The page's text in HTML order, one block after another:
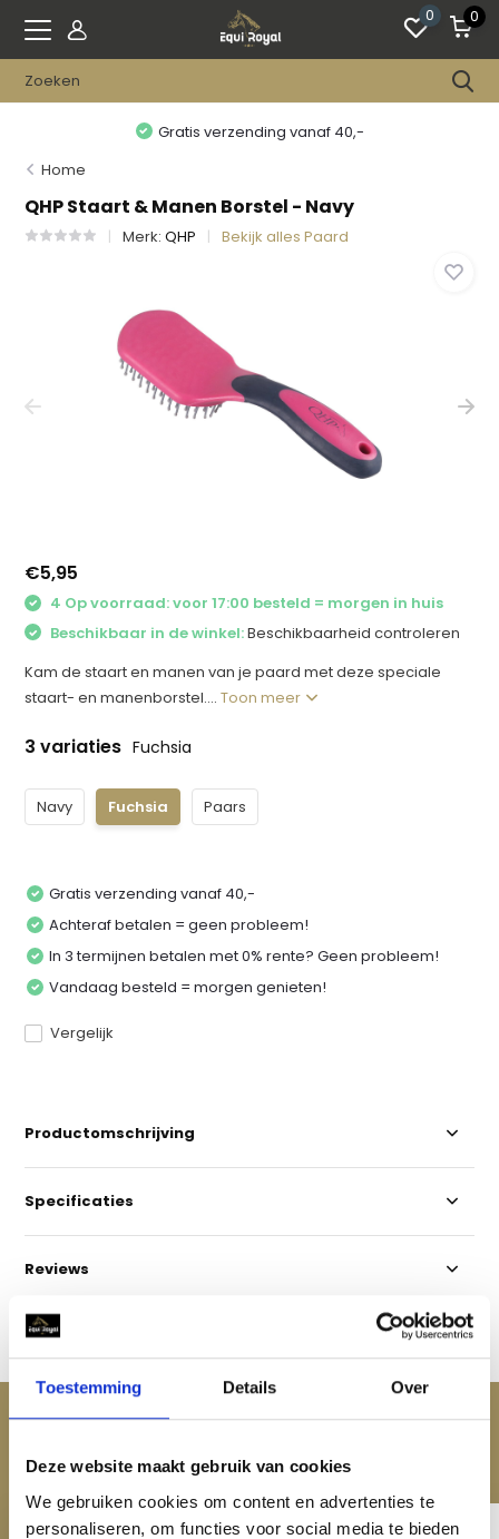
Toestemming Details Over
Deze website maakt gebruik van cookies
We gebruiken cookies om content en advertenties te
personaliseren, om functies voor social media te bieden
0 0
Gratis verzending vanaf 40,-
Home
QHP Staart & Manen Borstel - Navy
Merk:QHP Bekijk alles Paard
€5,95
4 Op voorraad: voor 17:00 besteld = morgen in huis
Beschikbaar in de winkel:Beschikbaarheid controleren
Kam de staart en manen van je paard met deze speciale
staart- en manenborstel....Toon meer
3 variaties Fuchsia
Navy Fuchsia Paars
Gratis verzending vanaf 40,-
Achteraf betalen = geen probleem!
In 3 termijnen betalen met 0% rente? Geen probleem!
Vandaag besteld = morgen genieten!
Vergelijk
Productomschrijving
Specificaties
Reviews
Delen
ACCESSOIRES
Maak je aankoop compleet